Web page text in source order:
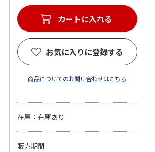
カートに入れる
お気に入りに登録する
商品についてのお問い合わせはこちら
在庫：在庫あり
販売期間